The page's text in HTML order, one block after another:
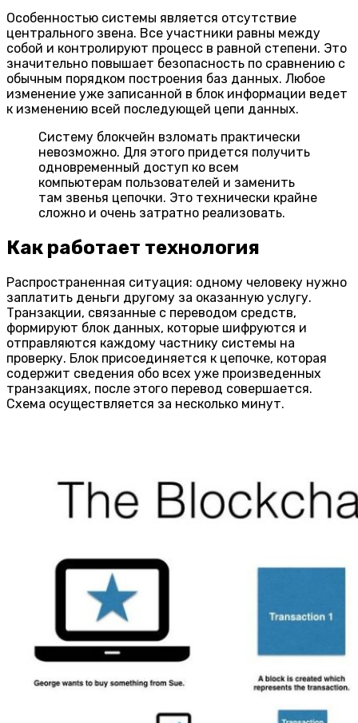
Особенностью системы является отсутствие
центрального звена. Все участники равны между
собой и контролируют процесс в равной степени. Это
значительно повышает безопасность по сравнению с
обычным порядком построения баз данных. Любое
изменение уже записанной в блок информации ведет
к изменению всей последующей цепи данных.
Систему блокчейн взломать практически
невозможно. Для этого придется получить
одновременный доступ ко всем
компьютерам пользователей и заменить
там звенья цепочки. Это технически крайне
сложно и очень затратно реализовать.
Как работает технология
Распространенная ситуация: одному человеку нужно
заплатить деньги другому за оказанную услугу.
Транзакции, связанные с переводом средств,
формируют блок данных, которые шифруются и
отправляются каждому частнику системы на
проверку. Блок присоединяется к цепочке, которая
содержит сведения обо всех уже произведенных
транзакциях, после этого перевод совершается.
Схема осуществляется за несколько минут.